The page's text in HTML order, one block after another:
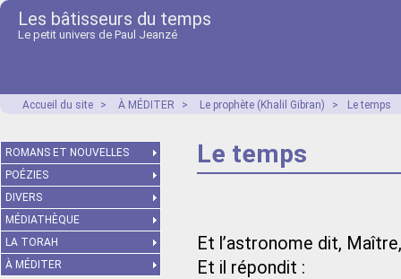
Les bâtisseurs du temps
Le petit univers de Paul Jeanzé
Accueil du site > À MÉDITER > Le prophète (Khalil Gibran) > Le temps
Le temps
Et l’astronome dit,
Et il répondit :
ROMANS ET NOUVELLES
POÉZIES
DIVERS
MÉDIATHÈQUE
LA TORAH
À MÉDITER